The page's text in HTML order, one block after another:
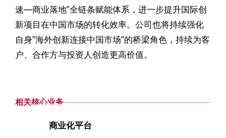
速—商业落地”全链条赋能体系，进一步提升国际创
新项目在中国市场的转化效率。公司也将持续强化
自身“海外创新连接中国市场”的桥梁角色，持续为客
户、合作方与投资人创造更高价值。
相关核心业务
商业化平台